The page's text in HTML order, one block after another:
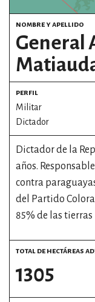
nombre y apellido
General
perfil
Militar
Dictador
Dictador de la
años.
contra
del Partido
85% de las
total de hectáreas
1305